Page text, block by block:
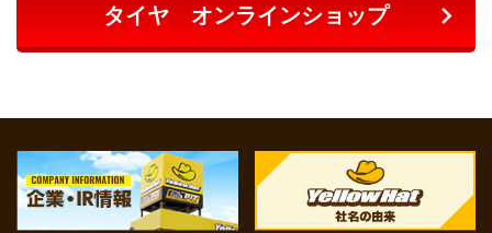
タイヤ オンラインショップ